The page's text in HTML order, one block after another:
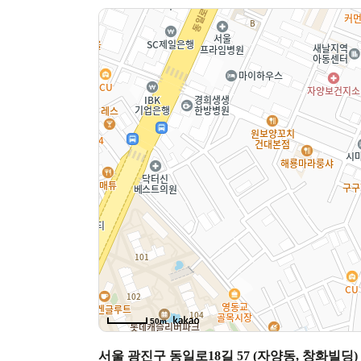
50m
서울 광진구 동일로18길 57 (자양동, 창화빌딩)